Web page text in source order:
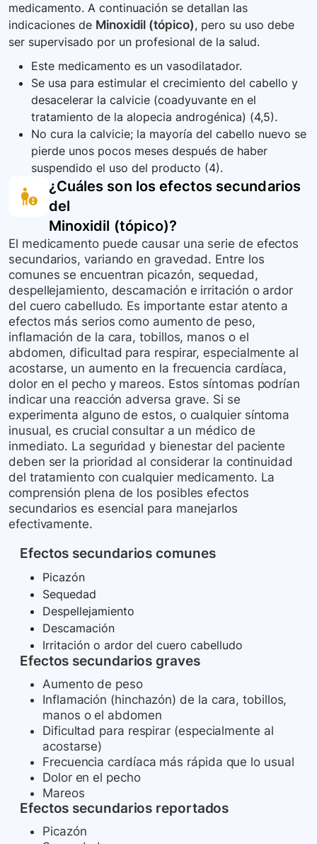
medicamento. A continuación se detallan las
indicaciones de Minoxidil (tópico), pero su uso debe
ser supervisado por un profesional de la salud.
Este medicamento es un vasodilatador.
Se usa para estimular el crecimiento del cabello y
desacelerar la calvicie (coadyuvante en el
tratamiento de la alopecia androgénica) (4,5).
No cura la calvicie; la mayoría del cabello nuevo se
pierde unos pocos meses después de haber
suspendido el uso del producto (4).
¿Cuáles son los efectos secundarios
del
Minoxidil (tópico)?
El medicamento puede causar una serie de efectos
secundarios, variando en gravedad. Entre los
comunes se encuentran picazón, sequedad,
despellejamiento, descamación e irritación o ardor
del cuero cabelludo. Es importante estar atento a
efectos más serios como aumento de peso,
inflamación de la cara, tobillos, manos o el
abdomen, dificultad para respirar, especialmente al
acostarse, un aumento en la frecuencia cardíaca,
dolor en el pecho y mareos. Estos síntomas podrían
indicar una reacción adversa grave. Si se
experimenta alguno de estos, o cualquier síntoma
inusual, es crucial consultar a un médico de
inmediato. La seguridad y bienestar del paciente
deben ser la prioridad al considerar la continuidad
del tratamiento con cualquier medicamento. La
comprensión plena de los posibles efectos
secundarios es esencial para manejarlos
efectivamente.
Efectos secundarios comunes
Picazón
Sequedad
Despellejamiento
Descamación
Irritación o ardor del cuero cabelludo
Efectos secundarios graves
Aumento de peso
Inflamación (hinchazón) de la cara, tobillos,
manos o el abdomen
Dificultad para respirar (especialmente al
acostarse)
Frecuencia cardíaca más rápida que lo usual
Dolor en el pecho
Mareos
Efectos secundarios reportados
Picazón